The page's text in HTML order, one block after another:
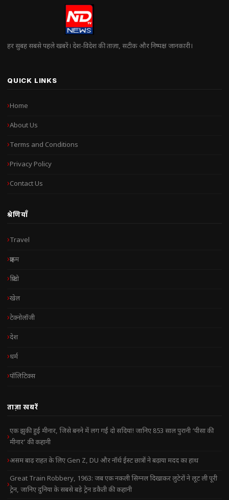
हर सुबह सबसे पहले खबरें। देश-विदेश की ताज़ा, सटीक और निष्पक्ष जानकारी।
QUICK LINKS
Home
About Us
Terms and Conditions
Privacy Policy
Contact Us
श्रेणियाँ
Travel
क्राइम
क्रिप्टो
खेल
टेक्नोलॉजी
देश
धर्म
पॉलिटिक्स
ताज़ा खबरें
एक झुकी हुई मीनार, जिसे बनने में लग गईं दो सदियां! जानिए 853 साल पुरानी ‘पीसा की
मीनार’ की कहानी
असम बाढ़ राहत के लिए Gen Z, DU और नॉर्थ ईस्ट छात्रों ने बढ़ाया मदद का हाथ
Great Train Robbery, 1963: जब एक नकली सिग्नल दिखाकर लुटेरों ने लूट ली पूरी
ट्रेन, जानिए दुनिया के सबसे बड़े ट्रेन डकैती की कहानी